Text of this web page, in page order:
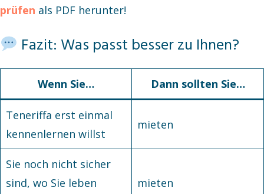
prüfen als PDF herunter!
Fazit: Was passt besser zu Ihnen?
Wenn Sie… Dann sollten Sie…
Teneriffa erst einmal
kennenlernen willst
mieten
Sie noch nicht sicher
sind, wo Sie leben
mieten